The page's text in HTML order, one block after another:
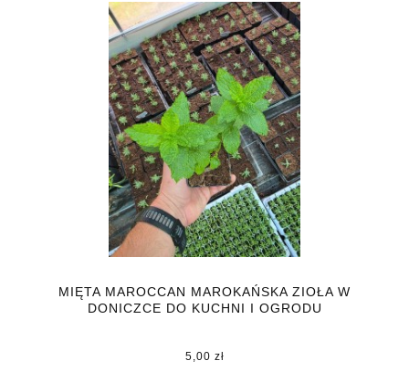
MIĘTA MAROCCAN MAROKAŃSKA ZIOŁA W
DONICZCE DO KUCHNI I OGRODU
5,00 zł